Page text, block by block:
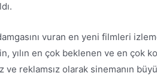
vuran en yeni filmleri
yılın en çok beklenen ve en
reklamsız olarak sinemanın